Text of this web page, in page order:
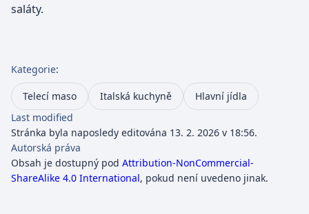
saláty.
Kategorie:
Telecí maso Italská kuchyně
Hlavní jídla
Last modified
Stránka byla naposledy editována 13. 2. 2026 v 18:56.
Autorská práva
Obsah je dostupný pod Attribution-NonCommercial-
ShareAlike 4.0 International, pokud není uvedeno jinak.